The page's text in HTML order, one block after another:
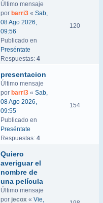
Último mensaje
por barri3 « Sab,
08 Ago 2026,
09:56
Publicado en
Preséntate
Respuestas: 4
120
presentacion
Último mensaje
por barri3 « Sab,
08 Ago 2026,
09:55
Publicado en
Preséntate
Respuestas: 4
154
Quiero
averiguar el
nombre de
una película
Último mensaje
por jecox « Vie,